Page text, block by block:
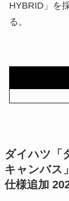
HYBRID」を
る。
ダイハツ「
キャンバス
仕様追加